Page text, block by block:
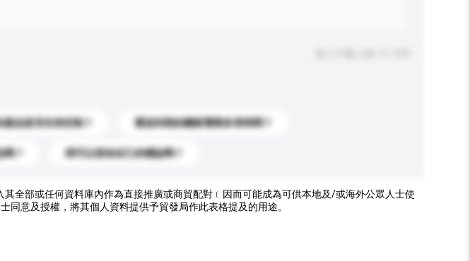
產品是否支持定制？ 運送到我的國家需要多長時間？
？ 我可以添加自己的標誌嗎？
全部或任何資料庫內作為直接推廣或商貿配對﹝因而可能成為可供本地及/或海外公眾人士使
意及授權，將其個人資料提供予貿發局作此表格提及的用途。